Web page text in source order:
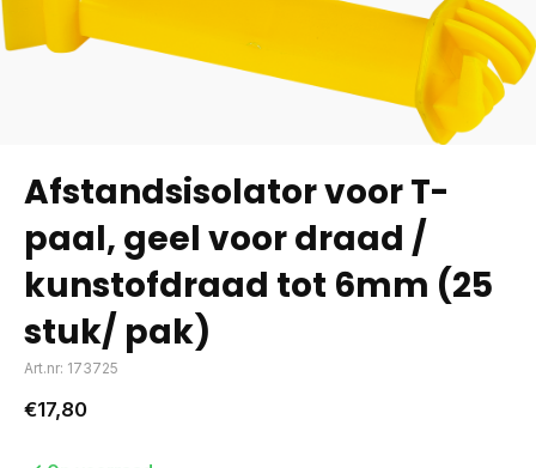
Afstandsisolator voor T-
paal, geel voor draad /
kunstofdraad tot 6mm (25
stuk/ pak)
Art.nr: 173725
€17,80